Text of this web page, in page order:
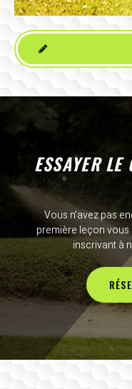
ESSAYER LE
Vous n’avez pas
première leçon
inscrivant à